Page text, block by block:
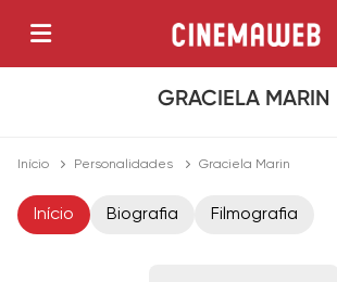
GRACIELA MARIN
Início Personalidades Graciela Marin
Início Biografia Filmografia